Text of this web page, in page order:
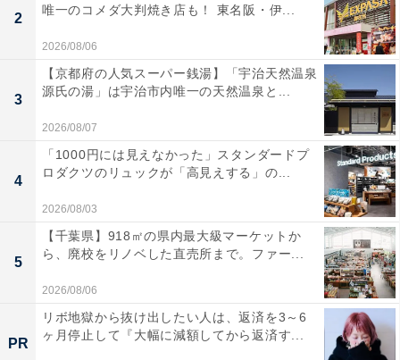
「たかねの湯」の口コミは？
「たかねの湯」には以下のような口コミが寄せられてい
お湯に浸かりながら富士山や南アルプスといった美
しい山々を一望できる絶好のロケーションが素晴ら
しく、四季折々の美しい景色にとても癒されます。
通常のサウナに加えて全身浴や気泡湯、ジェット湯
など浴槽の種類が非常に豊富で、館内も清潔で快適
な環境が整っているためリフレッシュに最適です。
2
唯一のコメダ大判焼き店も！ 東名阪・伊...
2026/08/06
3
【京都府の人気スーパー銭湯】「宇治天然温泉
源氏の湯」は宇治市内唯一の天然温泉と...
2026/08/07
4
「1000円には見えなかった」スタンダードプ
ロダクツのリュックが「高見えする」の...
2026/08/03
5
【千葉県】918㎡の県内最大級マーケットか
ら、廃校をリノベした直売所まで。ファー...
2026/08/06
PR
リボ地獄から抜け出したい人は、返済を3～6
ヶ月停止して『大幅に減額してから返済す...